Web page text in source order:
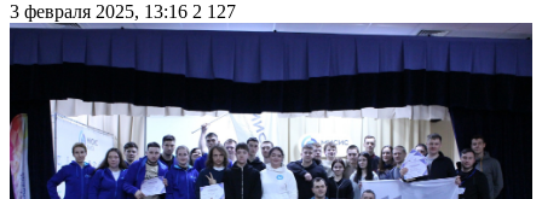
3 февраля 2025, 13:16 2 127